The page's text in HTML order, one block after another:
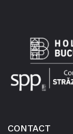
CONTACT